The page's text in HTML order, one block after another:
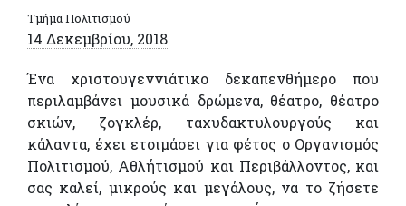
Τμήμα Πολιτισμού
14 Δεκεμβρίου, 2018
Ένα χριστουγεννιάτικο δεκαπενθήμερο που
περιλαμβάνει μουσικά δρώμενα, θέατρο, θέατρο
σκιών, ζογκλέρ, ταχυδακτυλουργούς και
κάλαντα, έχει ετοιμάσει για φέτος ο Οργανισμός
Πολιτισμού, Αθλήτισμού και Περιβάλλοντος, και
σας καλεί, μικρούς και μεγάλους, να το ζήσετε